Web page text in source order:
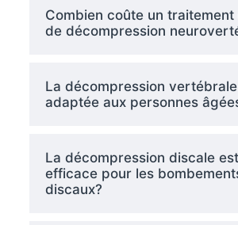
Combien coûte un
de décompression
La décompression
adaptée aux personnes
La décompression discale
efficace pour les
discaux?